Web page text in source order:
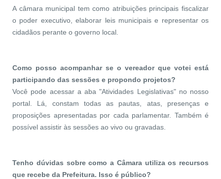
A câmara municipal tem como atribuições principais fiscalizar
o poder executivo, elaborar leis municipais e representar os
cidadãos perante o governo local.
Como posso acompanhar se o vereador que votei está
participando das sessões e propondo projetos?
Você pode acessar a aba "Atividades Legislativas" no nosso
portal. Lá, constam todas as pautas, atas, presenças e
proposições apresentadas por cada parlamentar. Também é
possível assistir às sessões ao vivo ou gravadas.
Tenho dúvidas sobre como a Câmara utiliza os recursos
que recebe da Prefeitura. Isso é público?